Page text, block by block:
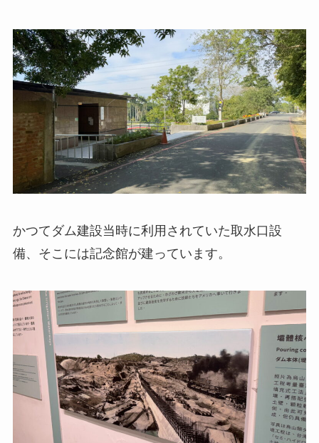
かつてダム建設当時に利用されていた取水口設
備、そこには記念館が建っています。